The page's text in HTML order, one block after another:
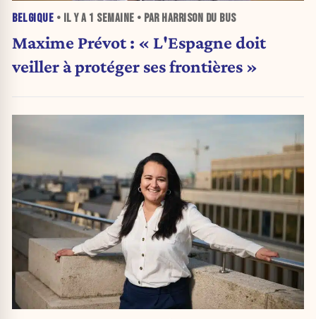
BELGIQUE • IL Y A 1 SEMAINE • PAR HARRISON DU BUS
Maxime Prévot : « L'Espagne doit
veiller à protéger ses frontières »